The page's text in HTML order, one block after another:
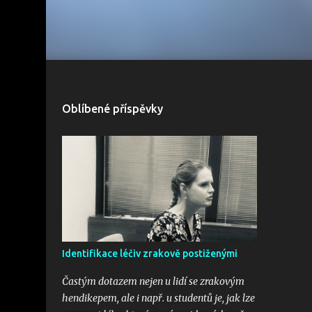
Oblíbené příspěvky
Identifikace léčiv zrakově postiženými
Častým dotazem nejen u lidí se zrakovým
hendikepem, ale i např. u studentů je, jak lze